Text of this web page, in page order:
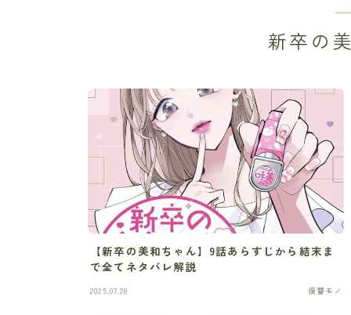
新卒の
【新卒の美和ちゃん】9話あらすじから結末ま
で全てネタバレ解説
2025.07.28 復讐モノ